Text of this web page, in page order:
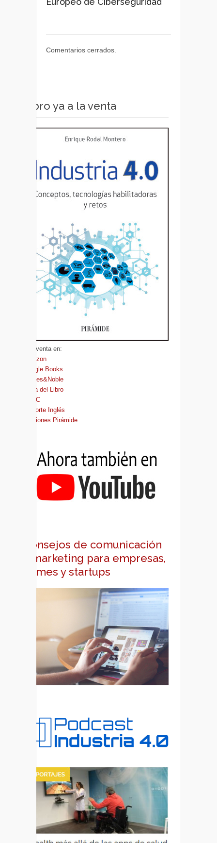
Comentarios cerrados.
Libro ya a la venta
A la venta en:
Amazon
Google Books
Barnes&Noble
Casa del Libro
FNAC
El Corte Inglés
Ediciones Pirámide
Consejos de comunicación
y marketing para empresas,
pymes y startups